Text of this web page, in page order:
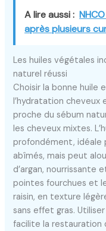
A lire aussi :
après plusieurs
Les huiles végétales
naturel réussi
Choisir la bonne huile
l’hydratation cheveux
proche du sébum
les cheveux mixtes.
profondément, idéale
abîmés, mais peut
d’argan, nourrissante
pointes fourchues et
raisin, en texture
sans effet gras.
facilite la restauration